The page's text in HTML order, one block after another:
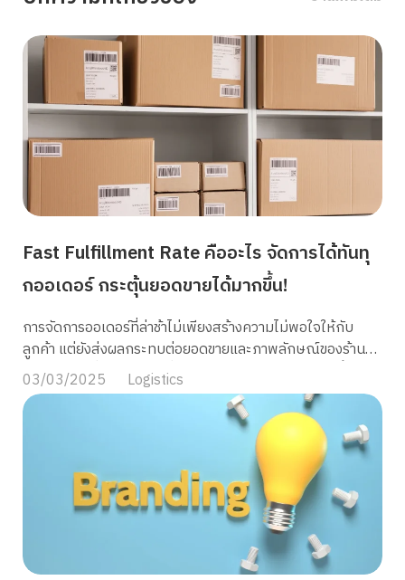
Fast Fulfillment Rate คืออะไร จัดการได้ทันทุ
กออเดอร์ กระตุ้นยอดขายได้มากขึ้น!
การจัดการออเดอร์ที่ล่าช้าไม่เพียงสร้างความไม่พอใจให้กับ
ลูกค้า แต่ยังส่งผลกระทบต่อยอดขายและภาพลักษณ์ของร้านค้า
ในระยะยาว นั่นคือเหตุผลที่แพลตฟอร์ม E-commerce นั้นค่อน
ข้างที่จะให้ความสำคัญกับ Fast Fulfillment Rate เพราะเป็น
มาตรวัดประสิทธิภาพในการจัดการคำสั่งซื้อภายใน 24 ชั่วโมง
ทั้งนี้การรักษาระดับ FFR ให้ดีไม่เพียงช่วยสร้างความประทับใจ
ให้กับลูกค้า แต่ยังเพิ่มโอกาสในการขายและการเติบโตของร้าน
ค้าบนแพลตฟอร์มอีกด้วย วันนี้ MyCloud จะพาคุณมาทำความ
เข้าใจกับ Fast Fulfillment Rate คืออะไร และวิธีการจัดการอ
อเดอร์สินค้าให้ทันภายในระยะเวลาที่กำหนด ซึ่งจะช่วยให้ธุรกิจ
ของคุณประสบความสำเร็จไปด้วยกัน Fast Fulfillment Rate
คืออะไร Fast Fulfillment Rate หรือที่เรียกสั้นๆ ว่า FFR คือ
03/03/2025 Logistics